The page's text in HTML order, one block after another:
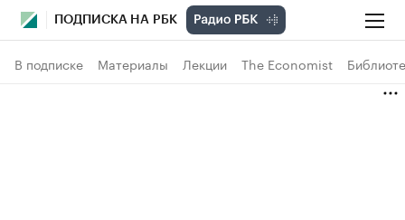
ПОДПИСКА НА РБК
В подписке Материалы Лекции The Economist